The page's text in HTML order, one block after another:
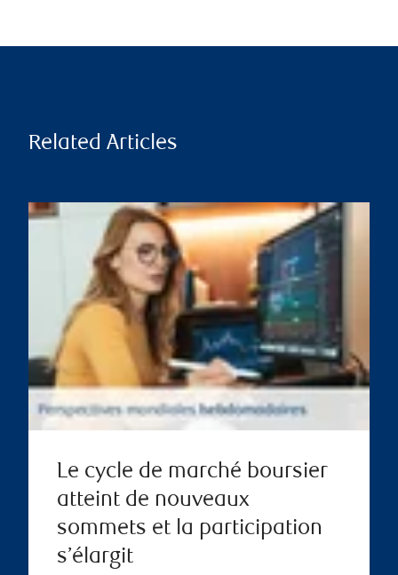
Related Articles
Le cycle de marché boursier
atteint de nouveaux
sommets et la participation
s’élargit